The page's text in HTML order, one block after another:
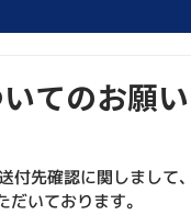
てのお願い
先確認に関しまして、
いております。